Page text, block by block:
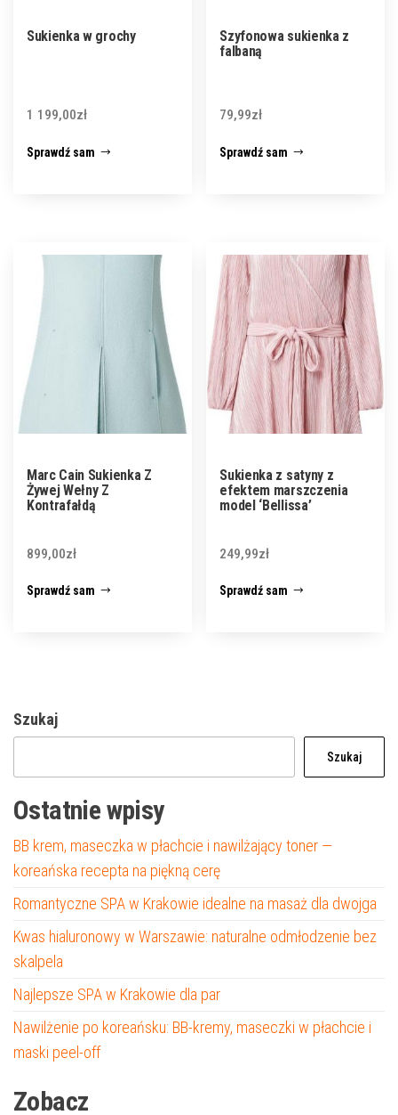
Sukienka w grochy
1 199,00zł
Sprawdź sam
Szyfonowa sukienka z
falbaną
79,99zł
Sprawdź sam
Marc Cain Sukienka Z
Żywej Wełny Z
Kontrafałdą
899,00zł
Sprawdź sam
Sukienka z satyny z
efektem marszczenia
model ‘Bellissa’
249,99zł
Sprawdź sam
Szukaj
Szukaj
Ostatnie wpisy
BB krem, maseczka w płachcie i nawilżający toner —
koreańska recepta na piękną cerę
Romantyczne SPA w Krakowie idealne na masaż dla dwojga
Kwas hialuronowy w Warszawie: naturalne odmłodzenie bez
skalpela
Najlepsze SPA w Krakowie dla par
Nawilżenie po koreańsku: BB-kremy, maseczki w płachcie i
maski peel-off
Zobacz